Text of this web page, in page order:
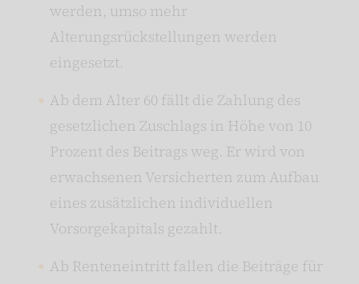
werden, umso mehr
Alterungsrückstellungen werden
eingesetzt.
Ab dem Alter 60 fällt die Zahlung des
gesetzlichen Zuschlags in Höhe von 10
Prozent des Beitrags weg. Er wird von
erwachsenen Versicherten zum Aufbau
eines zusätzlichen individuellen
Vorsorgekapitals gezahlt.
Ab Renteneintritt fallen die Beiträge für